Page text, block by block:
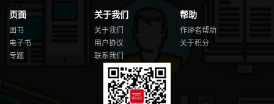
页面
图书
电子书
专题
关于我们
关于我们
用户协议
联系我们
帮助
作译者帮助
关于积分